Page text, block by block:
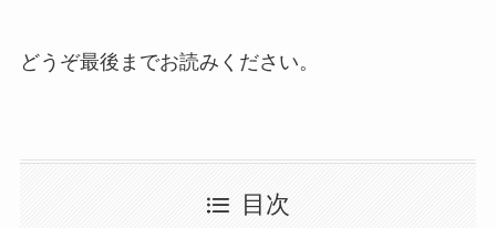
どうぞ最後までお読みください。
目次